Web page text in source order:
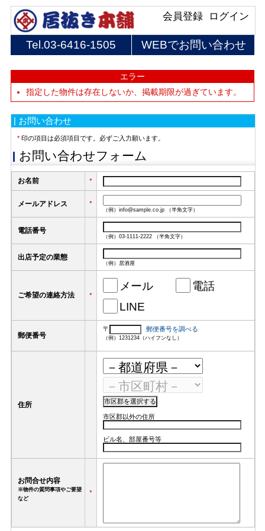
ログイン
会員登録
Tel.03-6416-1505 WEBでお問い合わせ
エラー
指定した物件は存在しないか、掲載期限が過ぎています。
| お問い合わせ
*印の項目は必須項目です。必ずご入力願います。
お問い合わせフォーム
お名前 *
メールアドレス *
（例）info@sample.co.jp （半角文字）
電話番号
（例）03-1111-2222 （半角文字）
出店予定の業態
（例）居酒屋
ご希望の連絡方法 *
メール
電話
LINE
郵便番号
〒 郵便番号を調べる
（例）1231234（ハイフンなし）
住所
市区郡以外の住所
ビル名、部屋番号等
お問合せ内容
※物件の質問事項やご要望
など
*